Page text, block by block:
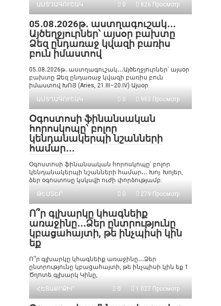
ԱՍՏՂԱԳՈՒՇԱԿ
0 826 Просмотр
05․08․2026թ․ աստղագուշակ․․․
Այծեղջյուրներ՝ այսօր բախտը
Ձեզ ընդառաջ կվազի բառիս
բուն իմաստով
05․08․2026թ․ աստղագուշակ․․․Այծեղջյուրներ՝ այսօր
բախտը Ձեզ ընդառաջ կվազի բառիս բուն
իմաստով ԽՈՅ (Aries, 21.III–20.IV) Այսօր
ԱՍՏՂԱԳՈՒՇԱԿ
0 983 Просмотр
Օգոստոսի ֆինանսական
հորոսկոպը՝ բոլոր
կենդանակերպի նշանների
համար․․․
Օգոստոսի ֆինանսական հորոսկոպը՝ բոլոր
կենդանակերպի նշանների համար․․․ Խոյ. Խոյեր,
ձեր օգոստոսը կսկսվի ուժի փորձությամբ:
ԹԵՍՏԵՐ
0 279 Просмотр
Ո՞ր գլխարկը կհագնեիք
առաջինը․․․Ձեր ընտրությունը
կբացահայտի, թե ինչպիսի կին
եք
Ո՞ր գլխարկը կհագնեիք առաջինը․․․Ձեր
ընտրությունը կբացահայտի, թե ինչպիսի կին եք 1.
Ծղոտե գլխարկ Կինը,
ՀԵՏԱՔՐՔԻՐ
0 1 027 Просмотр